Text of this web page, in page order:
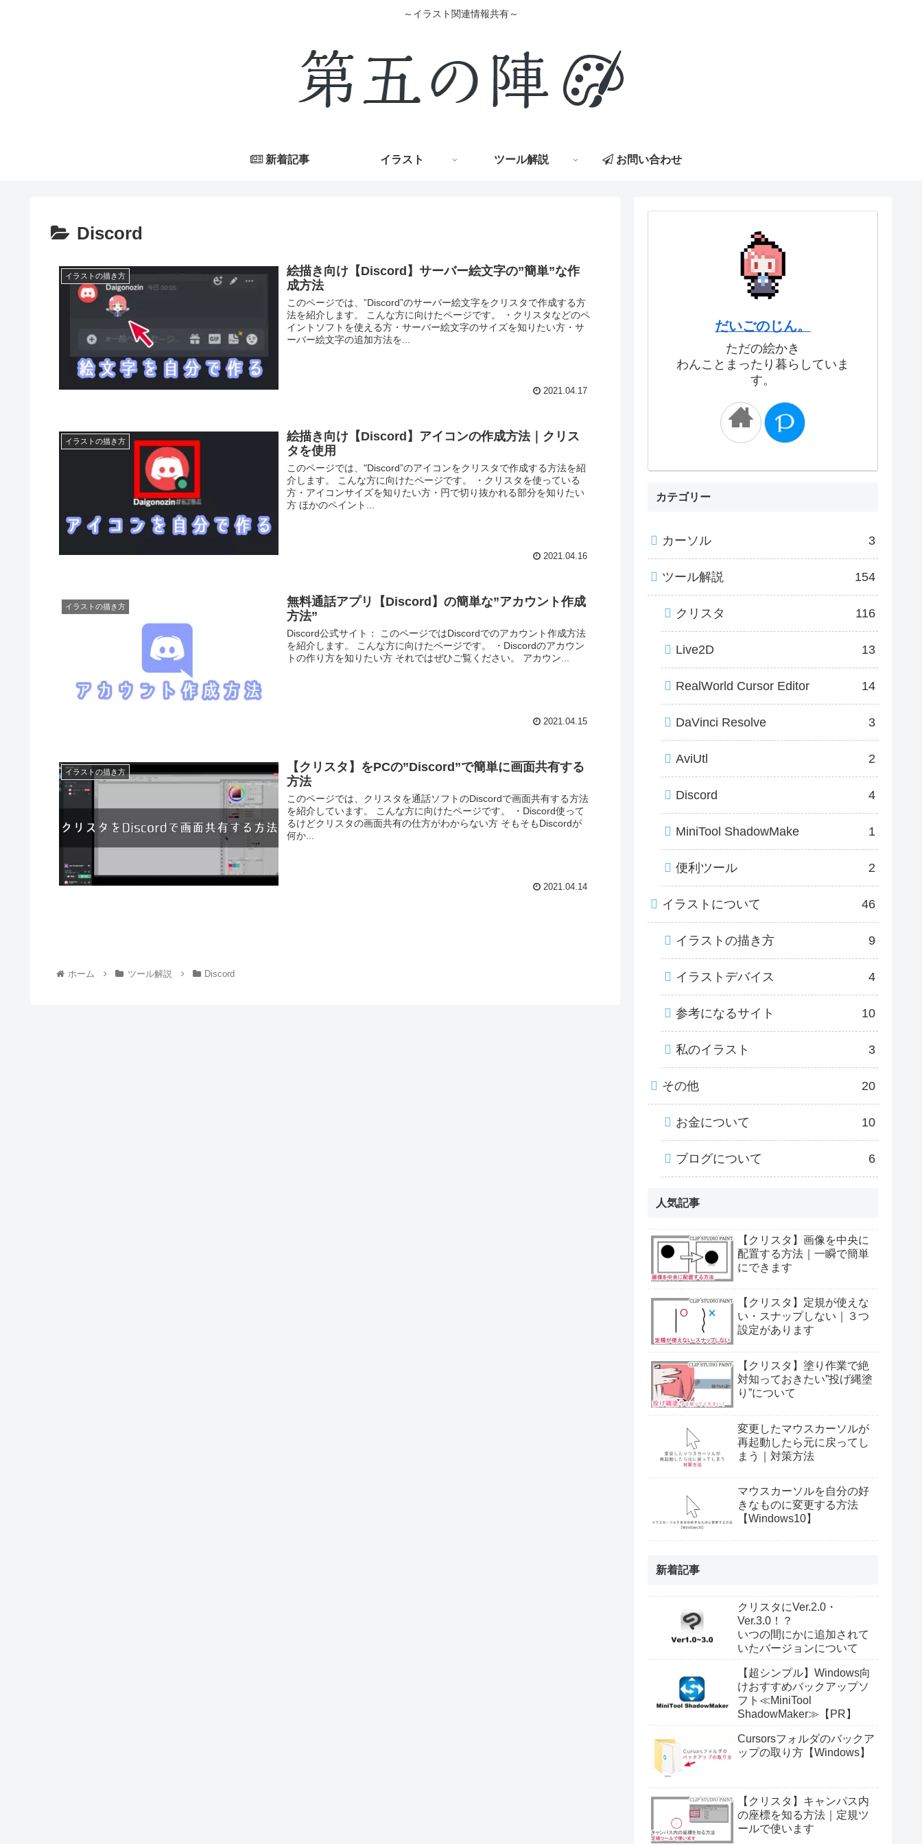
～イラスト関連情報共有～
新着記事 イラスト ツール解説 お問い合わせ
Discord
イラストの描き方
絵描き向け【Discord】サーバー絵文字の”簡単”な作
成方法
このページでは、”Discord”のサーバー絵文字をクリスタで作成する方
法を紹介します。 こんな方に向けたページです。 ・クリスタなどのペ
イントソフトを使える方・サーバー絵文字のサイズを知りたい方・サ
ーバー絵文字の追加方法を...
2021.04.17
イラストの描き方
絵描き向け【Discord】アイコンの作成方法｜クリス
タを使用
このページでは、"Discord”のアイコンをクリスタで作成する方法を紹
介します。 こんな方に向けたページです。 ・クリスタを使っている
方・アイコンサイズを知りたい方・円で切り抜かれる部分を知りたい
方 ほかのペイント...
2021.04.16
イラストの描き方
無料通話アプリ【Discord】の簡単な”アカウント作成
方法”
Discord公式サイト： このページではDiscordでのアカウント作成方法
を紹介します。 こんな方に向けたページです。 ・Discordのアカウン
トの作り方を知りたい方 それではぜひご覧ください。 アカウン...
2021.04.15
イラストの描き方
【クリスタ】をPCの”Discord”で簡単に画面共有する
方法
このページでは、クリスタを通話ソフトのDiscordで画面共有する方法
を紹介しています。 こんな方に向けたページです。 ・Discord使って
るけどクリスタの画面共有の仕方がわからない方 そもそもDiscordが
何か...
2021.04.14
ホーム ツール解説 Discord
だいごのじん。
ただの絵かき
わんことまったり暮らしていま
す。
カテゴリー
カーソル 3
ツール解説 154
クリスタ 116
Live2D 13
RealWorld Cursor Editor 14
DaVinci Resolve 3
AviUtl 2
Discord 4
MiniTool ShadowMake 1
便利ツール 2
イラストについて 46
イラストの描き方 9
イラストデバイス 4
参考になるサイト 10
私のイラスト 3
その他 20
お金について 10
ブログについて 6
人気記事
【クリスタ】画像を中央に
配置する方法｜一瞬で簡単
にできます
【クリスタ】定規が使えな
い・スナップしない｜３つ
設定があります
【クリスタ】塗り作業で絶
対知っておきたい”投げ縄塗
り”について
変更したマウスカーソルが
再起動したら元に戻ってし
まう｜対策方法
マウスカーソルを自分の好
きなものに変更する方法
【Windows10】
新着記事
クリスタにVer.2.0・
Ver.3.0！？
いつの間にかに追加されて
いたバージョンについて
【超シンプル】Windows向
けおすすめバックアップソ
フト≪MiniTool
ShadowMaker≫【PR】
Cursorsフォルダのバックア
ップの取り方【Windows】
【クリスタ】キャンパス内
の座標を知る方法｜定規ツ
ールで使います